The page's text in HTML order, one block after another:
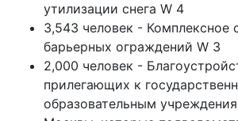
утилизации снега W 4
3,543 человек - Комплексное
барьерных ограждений W 3
2,000 человек -
прилегающих к
образовательным